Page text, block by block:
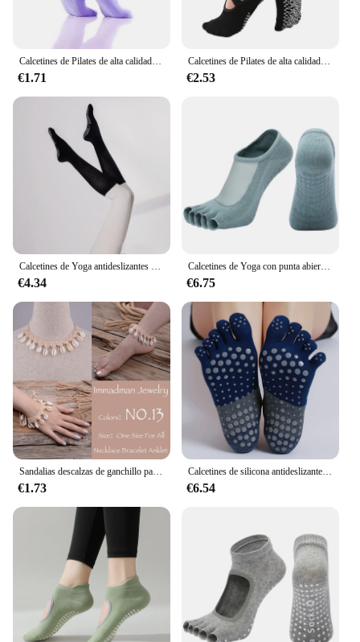
Calcetines de Pilates de alta calidad para mujer, antideslizantes, transpirables, sin espalda, para Yoga, Ballet, baile, deportes, gimnasio, Fitness
€1.71
Calcetines de Pilates de alta calidad para mujer, antideslizantes, transpirables, tobilleros, para Yoga, Ballet, baile, deportes, gimnasio, Fitness
€2.53
Calcetines de Yoga antideslizantes para mujer, medias profesionales de Ballet, Pilates, de algodón, para interiores, baile, deportes, novedad
€4.34
Calcetines de Yoga con punta abierta para mujer, medias antideslizantes de algodón, cinco dedos, Pilates, Fitness, baile, Ballet, deportes, superficie de malla, novedad
€6.75
Sandalias descalzas de ganchillo para boda, joyería para pies, collar, pulsera, encaje victoriano, accesorios nupciales para playa
€1.73
Calcetines de silicona antideslizantes para Yoga, calcetín de Ballet para gimnasio, vendaje de baile, calzado de tobillo de algodón transpirable, 1 par
€6.54